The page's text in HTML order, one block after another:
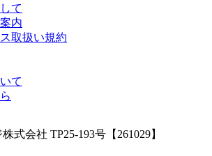
て
内
取扱い規約
て
式会社 TP25-193号【261029】